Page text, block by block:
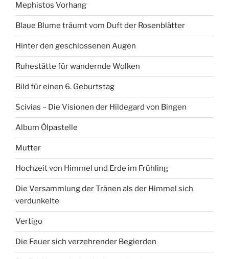
Mephistos Vorhang
Blaue Blume träumt vom Duft der Rosenblätter
Hinter den geschlossenen Augen
Ruhestätte für wandernde Wolken
Bild für einen 6. Geburtstag
Scivias – Die Visionen der Hildegard von Bingen
Album Ölpastelle
Mutter
Hochzeit von Himmel und Erde im Frühling
Die Versammlung der Tränen als der Himmel sich
verdunkelte
Vertigo
Die Feuer sich verzehrender Begierden